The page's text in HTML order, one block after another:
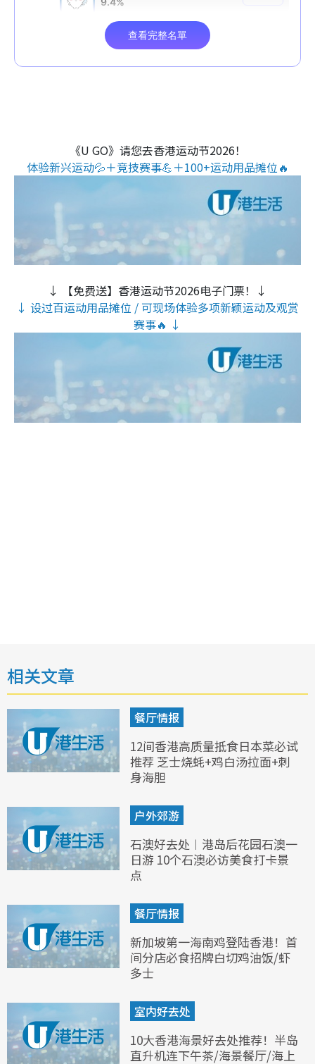
《U GO》请您去香港运动节2026！
体验新兴运动💦＋竞技赛事💪＋100+运动用品摊位🔥
↓ 【免费送】香港运动节2026电子门票！↓
↓ 设过百运动用品摊位 / 可现场体验多项新颖运动及观赏
赛事🔥 ↓
相关文章
餐厅情报
12间香港高质量抵食日本菜必试
推荐 芝士烧蚝+鸡白汤拉面+刺
身海胆
户外郊游
石澳好去处︱港岛后花园石澳一
日游 10个石澳必访美食打卡景
点
餐厅情报
新加坡第一海南鸡登陆香港！首
间分店必食招牌白切鸡油饭/虾
多士
室内好去处
10大香港海景好去处推荐！半岛
直升机连下午茶/海景餐厅/海上